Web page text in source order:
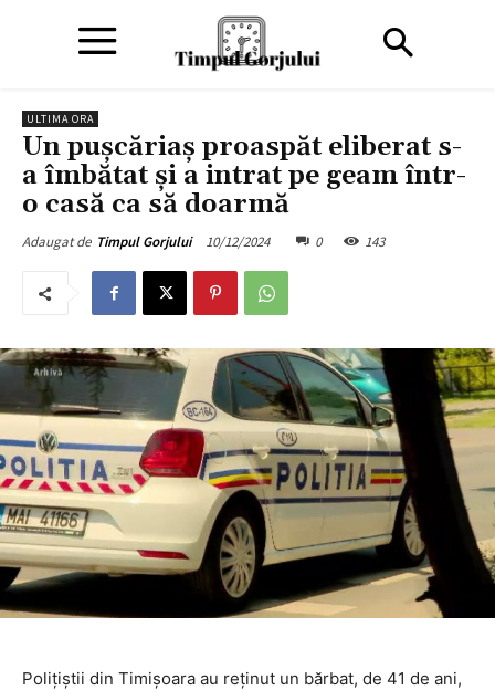
ULTIMA ORA
Un puşcăriaş proaspăt eliberat s-
a îmbătat şi a intrat pe geam într-
o casă ca să doarmă
Adaugat de Timpul Gorjului 10/12/2024 0 143
Poliţiştii din Timişoara au reţinut un bărbat, de 41 de ani,